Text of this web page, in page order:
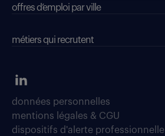
offres d’emploi par ville
métiers qui recrutent
données personnelles
mentions légales & CGU
dispositifs d'alerte professionnelle